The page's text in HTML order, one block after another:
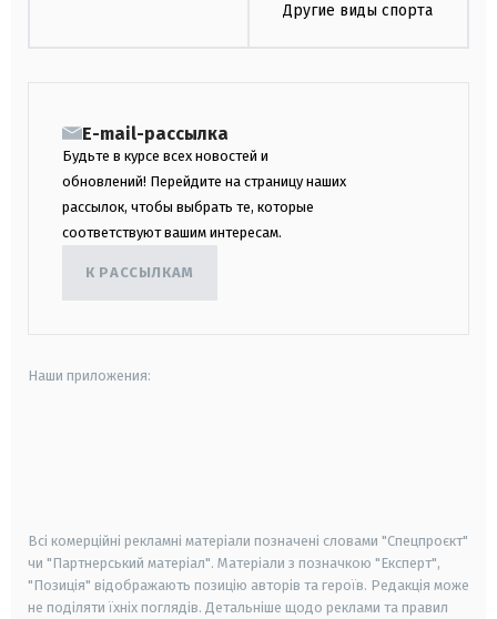
Другие виды спорта
E-mail-рассылка
Будьте в курсе всех новостей и
обновлений! Перейдите на страницу наших
рассылок, чтобы выбрать те, которые
соответствуют вашим интересам.
К РАССЫЛКАМ
Наши приложения:
Всі комерційні рекламні матеріали позначені словами "Спецпроєкт"
чи "Партнерський матеріал". Матеріали з позначкою "Експерт",
"Позиція" відображають позицію авторів та героїв. Редакція може
не поділяти їхніх поглядів. Детальніше щодо реклами та правил